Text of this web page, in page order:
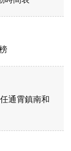
通霄鎮南和